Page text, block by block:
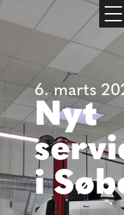
6. marts
Nyt
i